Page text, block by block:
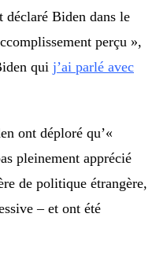
déclaré Biden dans le
perçu »,
qui j’ai parlé avec
ont déploré qu’«
pleinement apprécié
de politique étrangère,
– et ont été